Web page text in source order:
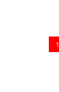
1